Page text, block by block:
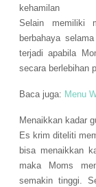
kehamilan
Selain memiliki
berbahaya
terjadi apabila
secara berlebihan
Baca juga: Menu
Menaikkan kadar
Es krim diteliti
bisa menaikkan
maka Moms
semakin tinggi.